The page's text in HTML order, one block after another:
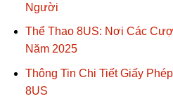
Người
Thể Thao 8US: Nơi Các
Năm 2025
Thông Tin Chi Tiết Giấy
8US